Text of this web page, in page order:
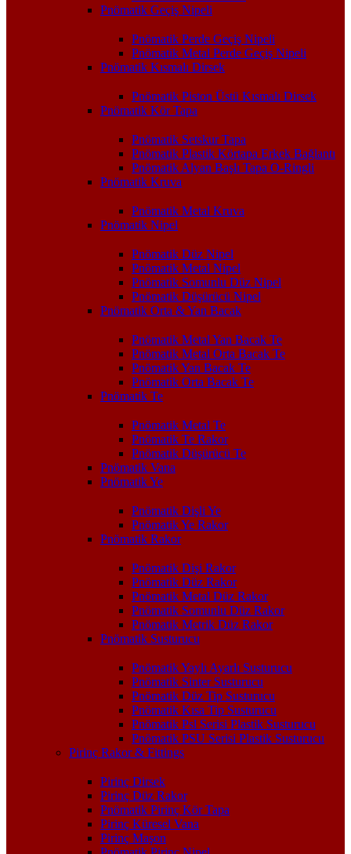
Pnömatik Geçiş Nipeli
Pnömatik Perde Geçiş Nipeli
Pnömatik Metal Perde Geçiş Nipeli
Pnömatik Kısmalı Dirsek
Pnömatik Piston Üstü Kısmalı Dirsek
Pnömatik Kör Tapa
Pnömatik Setskur Tapa
Pnömatik Plastik Körtapa Erkek Bağlantı
Pnömatik Alyan Başlı Tapa O-Ringli
Pnömatik Kruva
Pnömatik Metal Kruva
Pnömatik Nipel
Pnömatik Düz Nipel
Pnömatik Metal Nipel
Pnömatik Somunlu Düz Nipel
Pnömatik Düşürücü Nipel
Pnömatik Orta & Yan Bacak
Pnömatik Metal Yan Bacak Te
Pnömatik Metal Orta Bacak Te
Pnömatik Yan Bacak Te
Pnömatik Orta Bacak Te
Pnömatik Te
Pnömatik Metal Te
Pnömatik Te Rakor
Pnömatik Düşürücü Te
Pnömatik Vana
Pnömatik Ye
Pnömatik Dişli Ye
Pnömatik Ye Rakor
Pnömatik Rakor
Pnömatik Dişi Rakor
Pnömatik Düz Rakor
Pnömatik Metal Düz Rakor
Pnömatik Somunlu Düz Rakor
Pnömatik Metrik Düz Rakor
Pnömatik Susturucu
Pnömatik Yaylı Ayarlı Susturucu
Pnömatik Sinter Susturucu
Pnömatik Düz Tip Susturucu
Pnömatik Kısa Tip Susturucu
Pnömatik Psl Serisi Plastik Susturucu
Pnömatik PSU Serisi Plastik Susturucu
Pirinç Rakor & Fittings
Pirinç Dirsek
Pirinç Düz Rakor
Pnömatik Pirinç Kör Tapa
Pirinç Küresel Vana
Pirinç Maşon